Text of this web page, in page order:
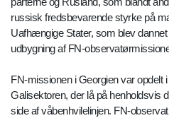
russisk fredsbevarende styrke på
Uafhængige Stater, som blev
udbygning af FN-
FN-missionen i Georgien var opdelt
Galisektoren, der lå på henholdsvis
side af våbenhvilelinjen. FN-